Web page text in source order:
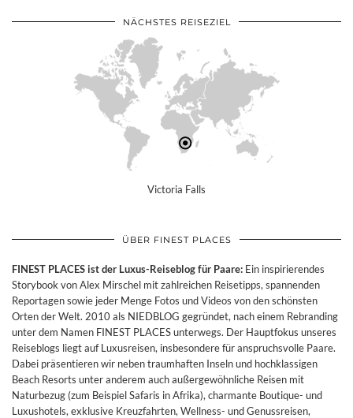
NÄCHSTES REISEZIEL
Victoria Falls
ÜBER FINEST PLACES
FINEST PLACES ist der Luxus-Reiseblog für Paare: Ein inspirierendes
Storybook von Alex Mirschel mit zahlreichen Reisetipps, spannenden
Reportagen sowie jeder Menge Fotos und Videos von den schönsten
Orten der Welt. 2010 als NIEDBLOG gegründet, nach einem Rebranding
unter dem Namen FINEST PLACES unterwegs. Der Hauptfokus unseres
Reiseblogs liegt auf Luxusreisen, insbesondere für anspruchsvolle Paare.
Dabei präsentieren wir neben traumhaften Inseln und hochklassigen
Beach Resorts unter anderem auch außergewöhnliche Reisen mit
Naturbezug (zum Beispiel Safaris in Afrika), charmante Boutique- und
Luxushotels, exklusive Kreuzfahrten, Wellness- und Genussreisen,